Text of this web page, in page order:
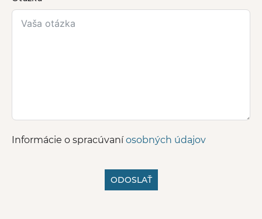
Informácie o spracúvaníosobných údajov
ODOSLAŤ